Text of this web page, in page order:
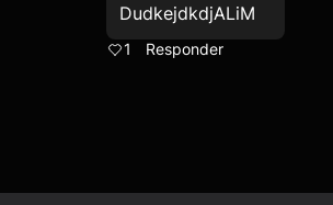
DudkejdkdjALiM
1 Responder